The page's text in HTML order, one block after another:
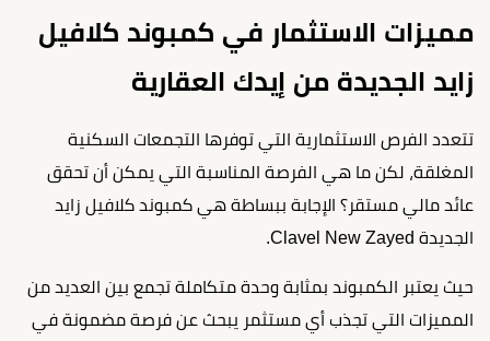
مميزات الاستثمار في كمبوند كلافيل
زايد الجديدة من إيدك العقارية
تتعدد الفرص الاستثمارية التي توفرها التجمعات السكنية
المغلقة، لكن ما هي الفرصة المناسبة التي يمكن أن تحقق
عائد مالي مستقر؟ الإجابة ببساطة هي كمبوند كلافيل زايد
الجديدة Clavel New Zayed.
حيث يعتبر الكمبوند بمثابة وحدة متكاملة تجمع بين العديد من
المميزات التي تجذب أي مستثمر يبحث عن فرصة مضمونة في